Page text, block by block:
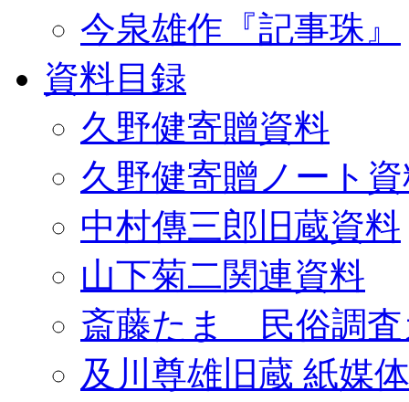
今泉雄作『記事珠』
資料目録
久野健寄贈資料
久野健寄贈ノート
中村傳三郎旧蔵資料
山下菊二関連資料
斎藤たま 民俗調査
及川尊雄旧蔵 紙媒